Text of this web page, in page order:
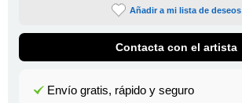
Añadir a mi lista de deseos
Contacta con el artista
Envío gratis, rápido y seguro